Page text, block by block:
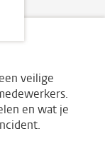
veilige
en wat je